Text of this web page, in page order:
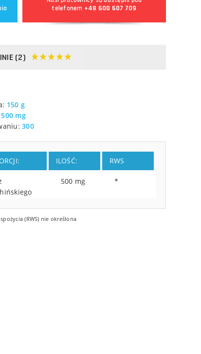
telefonem +48 600 607 709
(2)
150 g
500 mg
300
ILOŚĆ: RWS
500 mg *
(RWS) nie określona